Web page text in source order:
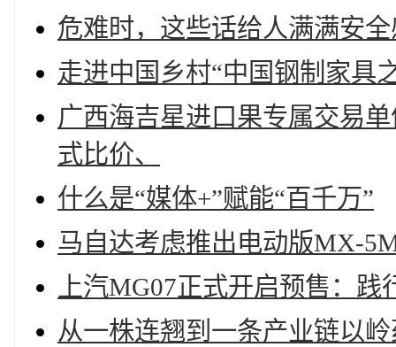
危难时，这些话给人满满安
走进中国乡村“中国钢制家具
广西海吉星进口果专属交易
式比价、
什么是“媒体+”赋能“百千万”
马自达考虑推出电动版MX-
上汽MG07正式开启预售：
从一株连翘到一条产业链以